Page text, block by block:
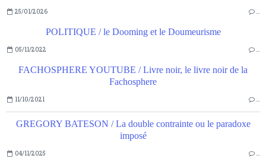
25/01/2026 …
POLITIQUE / le Dooming et le Doumeurisme
05/11/2022 …
FACHOSPHERE YOUTUBE / Livre noir, le livre noir de la
Fachosphere
11/10/2021 …
GREGORY BATESON / La double contrainte ou le paradoxe
imposé
04/11/2025 …